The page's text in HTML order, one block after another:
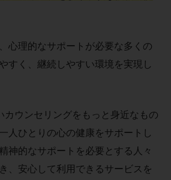
心理的なサポートが必要な多くの
すく、継続しやすい環境を実現し
カウンセリングをもっと身近なもの
人ひとりの心の健康をサポートし
神的なサポートを必要とする人々
、安心して利用できるサービスを